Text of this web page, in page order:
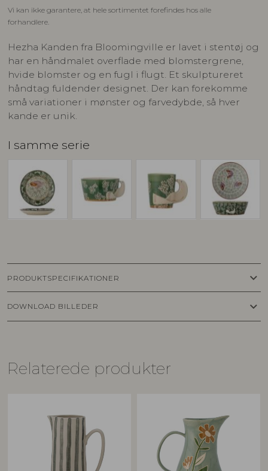
Vi kan ikke garantere, at hele sortimentet forefindes hos alle
forhandlere.
Hezha Kanden fra Bloomingville er lavet i stentøj og
har en håndmalet overflade med blomstergrene,
hvide blomster og en fugl i flugt. Et skulptureret
håndtag fuldender designet. Der kan forekomme
små variationer i mønster og farvedybde, så hver
kande er unik.
I samme serie
PRODUKTSPECIFIKATIONER keyboard_arrow_down
DOWNLOAD BILLEDER keyboard_arrow_down
Relaterede produkter